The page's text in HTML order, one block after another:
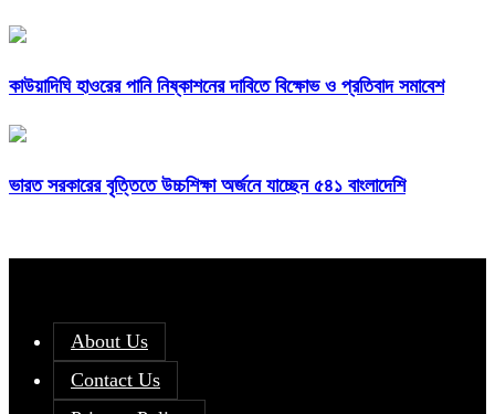
কাউয়াদিঘি হাওরের পানি নিষ্কাশনের দাবিতে বিক্ষোভ ও প্রতিবাদ সমাবেশ
ভারত সরকারের বৃত্তিতে উচ্চশিক্ষা অর্জনে যাচ্ছেন ৫৪১ বাংলাদেশি
About Us
Contact Us